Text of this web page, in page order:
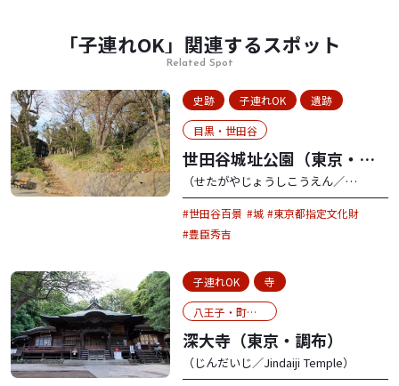
「子連れOK」関連するスポット
Related Spot
史跡 子連れOK
遺跡
目黒・世田谷
世田谷城址公園（東京・世
田谷）
（せたがやじょうしこうえん​／
Setagaya Castle Park）
世田谷百景 城
東京都指定文化財
豊臣秀吉
子連れOK
寺
八王子・町田・府中
深大寺（東京・調布）
（じんだいじ／Jindaiji Temple）